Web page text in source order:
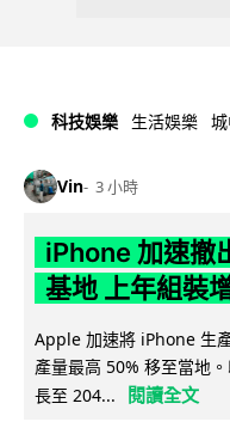
科技娛樂 生活娛樂
Vin 3 小時
iPhone 加速撤
基地 上年組裝
Apple 加速將 iPhone 生
產量最高 50% 移至當地
長至 204...
閱讀全文